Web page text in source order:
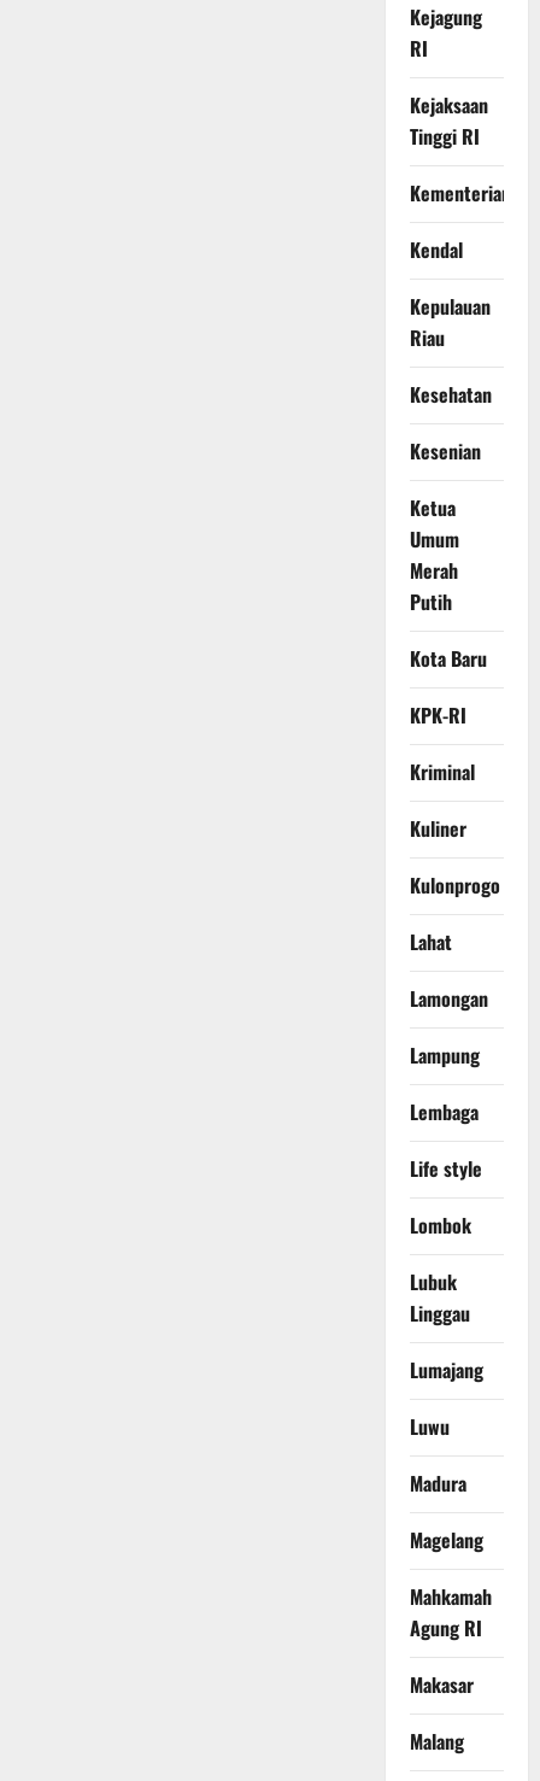
Kejagung
RI
Kejaksaan
Tinggi RI
Kementerian
Kendal
Kepulauan
Riau
Kesehatan
Kesenian
Ketua
Umum
Merah
Putih
Kota Baru
KPK-RI
Kriminal
Kuliner
Kulonprogo
Lahat
Lamongan
Lampung
Lembaga
Life style
Lombok
Lubuk
Linggau
Lumajang
Luwu
Madura
Magelang
Mahkamah
Agung RI
Makasar
Malang